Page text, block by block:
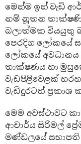
මෙන්ම ඉන් වැඩි
නම් නූතන
බලාත්මක වියයුතු
පෙරදිග ලෝකයේ
ලෝකයේ අවධානය
තාක්ෂණය හා
වැඩපිළිවෙළක්
වැඩිදුරටත් ප්‍රකාශ
මෙම අවස්ථාවට
ආචාර්ය සිරිමල්
මණ්ඩලයේ සභාපති